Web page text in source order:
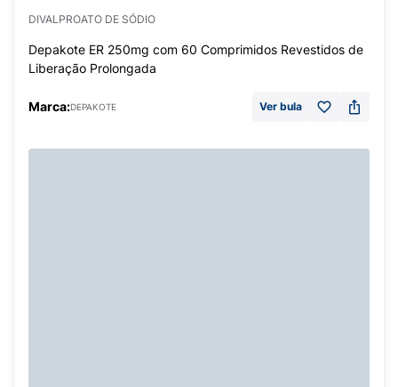
DIVALPROATO DE SÓDIO
Depakote ER 250mg com 60 Comprimidos Revestidos de
Liberação Prolongada
Marca:DEPAKOTE Ver bula